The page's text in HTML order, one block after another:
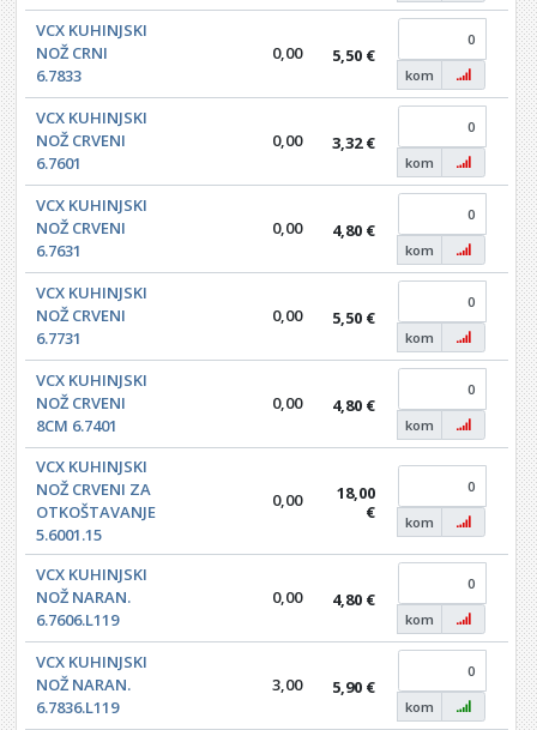
VCX KUHINJSKI
NOŽ CRNI
6.7833
0,00 5,50 €
kom
VCX KUHINJSKI
NOŽ CRVENI
6.7601
0,00 3,32 €
kom
VCX KUHINJSKI
NOŽ CRVENI
6.7631
0,00 4,80 €
kom
VCX KUHINJSKI
NOŽ CRVENI
6.7731
0,00 5,50 €
kom
VCX KUHINJSKI
NOŽ CRVENI
8CM 6.7401
0,00 4,80 €
kom
VCX KUHINJSKI
NOŽ CRVENI ZA
OTKOŠTAVANJE
5.6001.15
0,00
18,00
€
kom
VCX KUHINJSKI
NOŽ NARAN.
6.7606.L119
0,00 4,80 €
kom
VCX KUHINJSKI
NOŽ NARAN.
6.7836.L119
3,00 5,90 €
kom